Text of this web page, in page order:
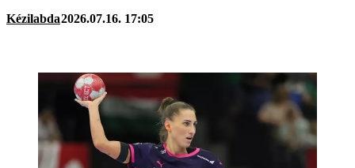
Kézilabda2026.07.16. 17:05